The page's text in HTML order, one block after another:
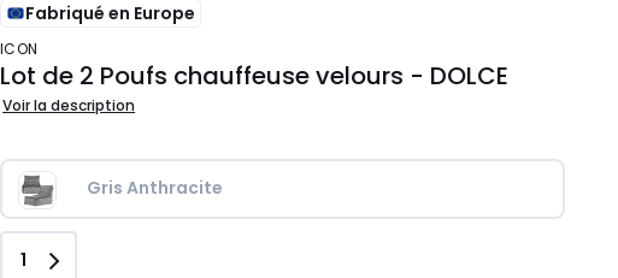
Fabriqué en Europe
ICON
Lot de 2 Poufs chauffeuse velours - DOLCE
Voir la description
Gris Anthracite
Quantité
1